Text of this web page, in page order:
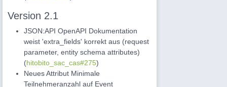
Version 2.1
JSON:API OpenAPI Dokumentation
weist 'extra_fields' korrekt aus (request
parameter, entity schema attributes)
(hitobito_sac_cas#275)
Neues Attribut Minimale
Teilnehmeranzahl auf Event